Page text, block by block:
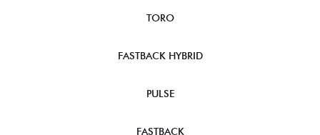
TORO
FASTBACK HYBRID
PULSE
FASTBACK